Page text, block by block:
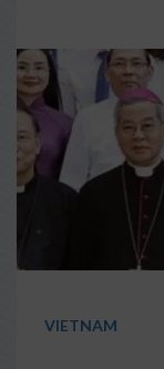
VIETNAM